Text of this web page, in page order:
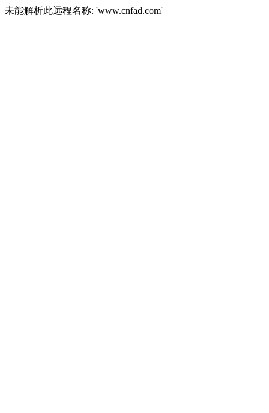
未能解析此远程名称: 'www.cnfad.com'